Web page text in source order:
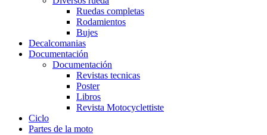
Ruedas completas
Rodamientos
Bujes
Decalcomanias
Documentación
Documentación
Revistas tecnicas
Poster
Libros
Revista Motocyclettiste
Ciclo
Partes de la moto